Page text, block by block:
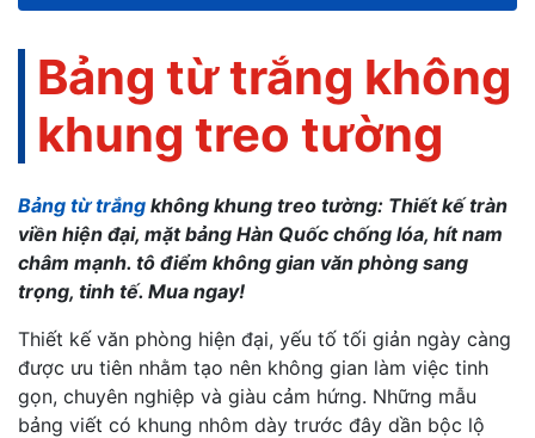
Bảng từ trắng không
khung treo tường
Bảng từ trắng không khung treo tường: Thiết kế tràn
viền hiện đại, mặt bảng Hàn Quốc chống lóa, hít nam
châm mạnh. tô điểm không gian văn phòng sang
trọng, tinh tế. Mua ngay!
Thiết kế văn phòng hiện đại, yếu tố tối giản ngày càng
được ưu tiên nhằm tạo nên không gian làm việc tinh
gọn, chuyên nghiệp và giàu cảm hứng. Những mẫu
bảng viết có khung nhôm dày trước đây dần bộc lộ